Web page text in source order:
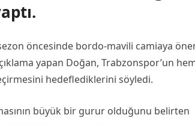
öncesinde bordo-mavili camiaya
yapan Doğan, Trabzonspor’un
hedeflediklerini söyledi.
büyük bir gurur olduğunu belirten